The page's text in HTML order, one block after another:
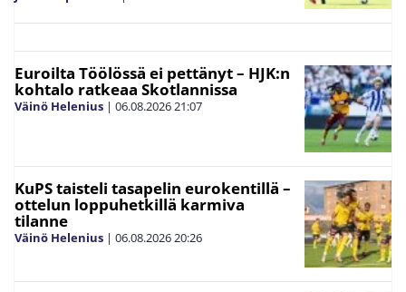
Euroilta Töölössä ei pettänyt – HJK:n
kohtalo ratkeaa Skotlannissa
Väinö Helenius | 06.08.202621:07
KuPS taisteli tasapelin eurokentillä –
ottelun loppuhetkillä karmiva
tilanne
Väinö Helenius | 06.08.202620:26